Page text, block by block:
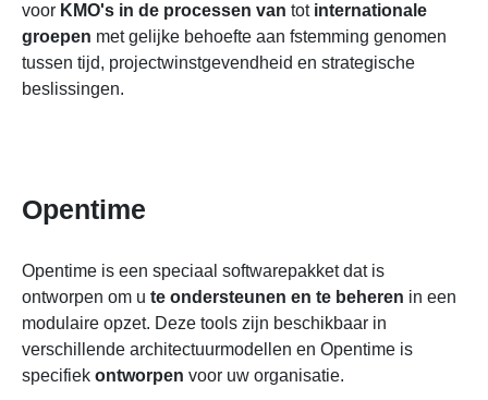
voor KMO's in de processen van tot internationale
groepen met gelijke behoefte aan fstemming genomen
tussen tijd, projectwinstgevendheid en strategische
beslissingen.
Opentime
Opentime is een speciaal softwarepakket dat is
ontworpen om u te ondersteunen en te beheren in een
modulaire opzet. Deze tools zijn beschikbaar in
verschillende architectuurmodellen en Opentime is
specifiek ontworpen voor uw organisatie.